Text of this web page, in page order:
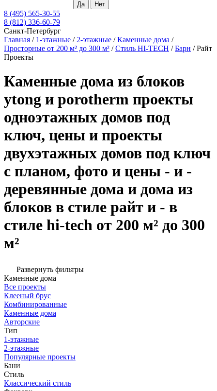
8 (495) 565-30-55
8 (812) 336-60-79
Санкт-Петербург
Главная / 1-этажные / 2-этажные /Каменные дома /
Просторные от 200 м² до 300 м² /Стиль HI-TECH /Барн /Райт
Проекты
Каменные дома из блоков
ytong и porotherm проекты
одноэтажных домов под
ключ, цены и проекты
двухэтажных домов под ключ
с планом, фото и цены - и -
деревянные дома и дома из
блоков в стиле райт и - в
стиле hi-tech от 200 м² до 300
м²
Развернуть фильтры
Каменные дома
Все проекты
Клееный брус
Комбинированные
Каменные дома
Авторские
Тип
1-этажные
2-этажные
Популярные проекты
Бани
Стиль
Классический стиль